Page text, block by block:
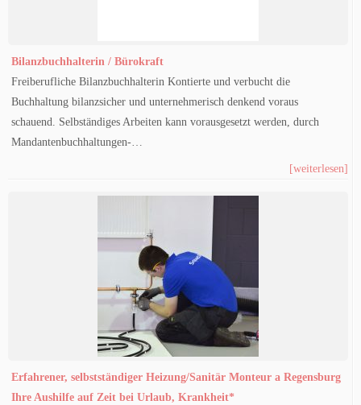
Bilanzbuchhalterin / Bürokraft
Freiberufliche Bilanzbuchhalterin Kontierte und verbucht die
Buchhaltung bilanzsicher und unternehmerisch denkend voraus
schauend. Selbständiges Arbeiten kann vorausgesetzt werden, durch
Mandantenbuchhaltungen-…
[weiterlesen]
Erfahrener, selbstständiger Heizung/Sanitär Monteur a Regensburg
Ihre Aushilfe auf Zeit bei Urlaub, Krankheit*